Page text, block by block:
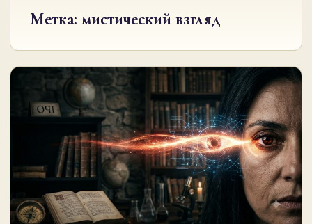
Метка: мистический взгляд